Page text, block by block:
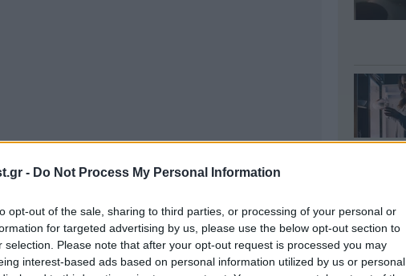
- Do Not Process My Personal Information
opt-out of the sale, sharing to third parties, or processing of your personal or
for targeted advertising by us, please use the below opt-out section to
selection. Please note that after your opt-out request is processed you may
interest-based ads based on personal information utilized by us or personal